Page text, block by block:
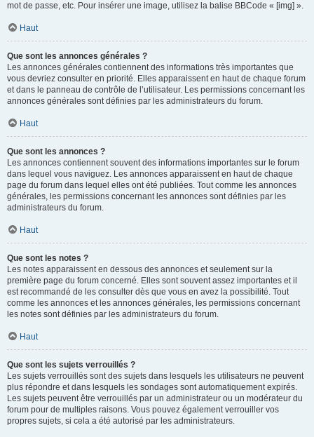
mot de passe, etc. Pour insérer une image, utilisez la balise BBCode « [img] ».
Haut
Que sont les annonces générales ?
Les annonces générales contiennent des informations très importantes que
vous devriez consulter en priorité. Elles apparaissent en haut de chaque forum
et dans le panneau de contrôle de l’utilisateur. Les permissions concernant les
annonces générales sont définies par les administrateurs du forum.
Haut
Que sont les annonces ?
Les annonces contiennent souvent des informations importantes sur le forum
dans lequel vous naviguez. Les annonces apparaissent en haut de chaque
page du forum dans lequel elles ont été publiées. Tout comme les annonces
générales, les permissions concernant les annonces sont définies par les
administrateurs du forum.
Haut
Que sont les notes ?
Les notes apparaissent en dessous des annonces et seulement sur la
première page du forum concerné. Elles sont souvent assez importantes et il
est recommandé de les consulter dès que vous en avez la possibilité. Tout
comme les annonces et les annonces générales, les permissions concernant
les notes sont définies par les administrateurs du forum.
Haut
Que sont les sujets verrouillés ?
Les sujets verrouillés sont des sujets dans lesquels les utilisateurs ne peuvent
plus répondre et dans lesquels les sondages sont automatiquement expirés.
Les sujets peuvent être verrouillés par un administrateur ou un modérateur du
forum pour de multiples raisons. Vous pouvez également verrouiller vos
propres sujets, si cela a été autorisé par les administrateurs.